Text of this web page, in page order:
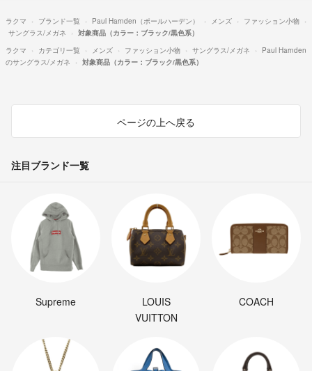
ラクマ ブランド一覧 Paul Harnden（ポールハーデン） メンズ
ファッション小物
サングラス/メガネ
対象商品（カラー：ブラック/黒色系）
ラクマ
カテゴリ一覧 メンズ ファッション小物 サングラス/メガネ
Paul Harnden
のサングラス/メガネ
対象商品（カラー：ブラック/黒色系）
ページの上へ戻る
注目ブランド一覧
Supreme
LOUIS
VUITTON
COACH